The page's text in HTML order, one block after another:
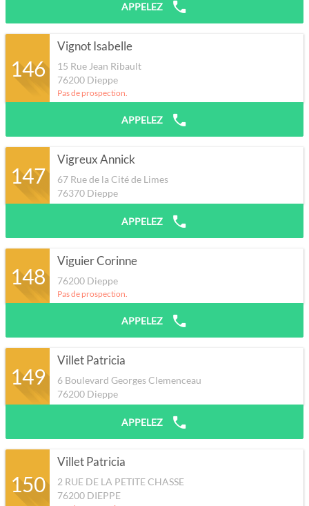
APPELEZ
146
Vignot Isabelle
15 Rue Jean Ribault
76200 Dieppe
Pas de prospection.
APPELEZ
147
Vigreux Annick
67 Rue de la Cité de Limes
76370 Dieppe
APPELEZ
148
Viguier Corinne
76200 Dieppe
Pas de prospection.
APPELEZ
149
Villet Patricia
6 Boulevard Georges Clemenceau
76200 Dieppe
APPELEZ
150
Villet Patricia
2 RUE DE LA PETITE CHASSE
76200 DIEPPE